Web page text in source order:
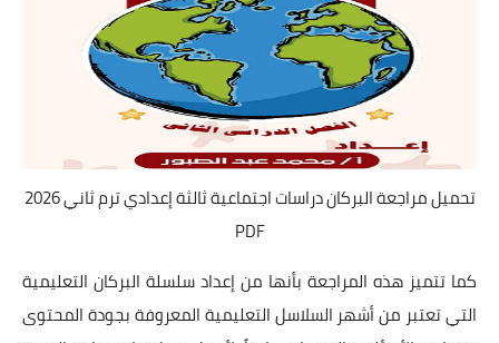
تحميل مراجعة البركان دراسات اجتماعية ثالثة إعدادي ترم ثاني 2026
PDF
كما تتميز هذه المراجعة بأنها من إعداد سلسلة البركان التعليمية
التي تعتبر من أشهر السلاسل التعليمية المعروفة بجودة المحتوى